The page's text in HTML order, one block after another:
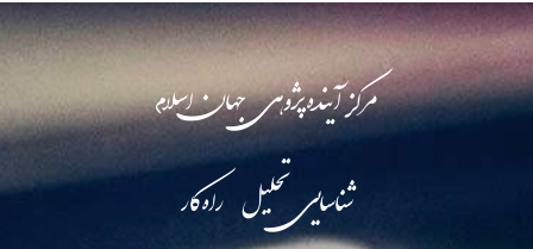
مرکز آینده‌پژوهی جهان اسلام
شناسایی تحلیل راه‌کار